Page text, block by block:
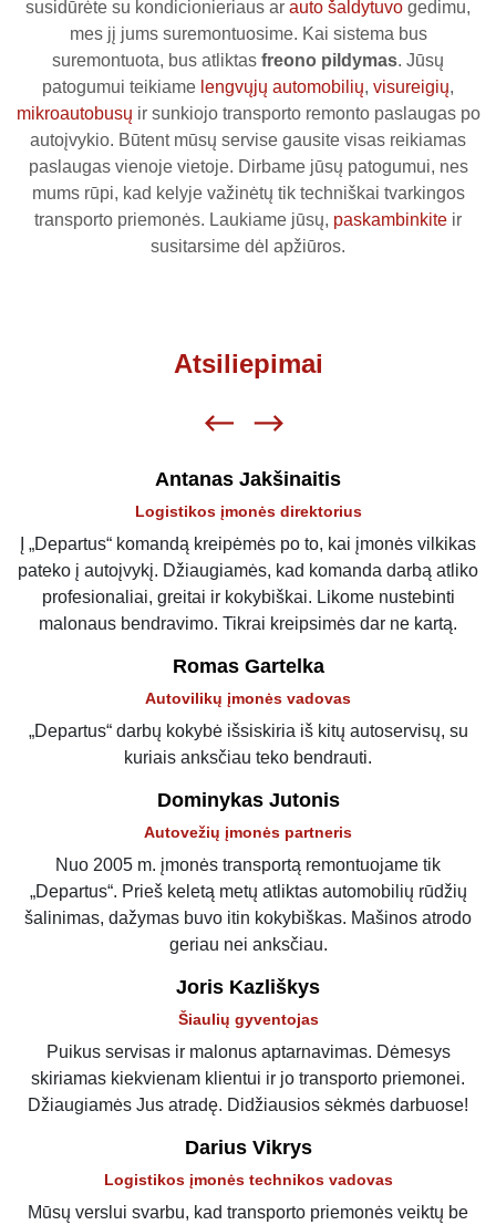
susidūrėte su kondicionieriaus ar auto šaldytuvo gedimu,
mes jį jums suremontuosime. Kai sistema bus
suremontuota, bus atliktas freono pildymas. Jūsų
patogumui teikiame lengvųjų automobilių, visureigių,
mikroautobusų ir sunkiojo transporto remonto paslaugas po
autoįvykio. Būtent mūsų servise gausite visas reikiamas
paslaugas vienoje vietoje. Dirbame jūsų patogumui, nes
mums rūpi, kad kelyje važinėtų tik techniškai tvarkingos
transporto priemonės. Laukiame jūsų, paskambinkite ir
susitarsime dėl apžiūros.
Atsiliepimai
Antanas Jakšinaitis
Logistikos įmonės direktorius
Į „Departus“ komandą kreipėmės po to, kai įmonės vilkikas
pateko į autoįvykį. Džiaugiamės, kad komanda darbą atliko
profesionaliai, greitai ir kokybiškai. Likome nustebinti
malonaus bendravimo. Tikrai kreipsimės dar ne kartą.
Romas Gartelka
Autovilikų įmonės vadovas
„Departus“ darbų kokybė išsiskiria iš kitų autoservisų, su
kuriais anksčiau teko bendrauti.
Dominykas Jutonis
Autovežių įmonės partneris
Nuo 2005 m. įmonės transportą remontuojame tik
„Departus“. Prieš keletą metų atliktas automobilių rūdžių
šalinimas, dažymas buvo itin kokybiškas. Mašinos atrodo
geriau nei anksčiau.
Joris Kazliškys
Šiaulių gyventojas
Puikus servisas ir malonus aptarnavimas. Dėmesys
skiriamas kiekvienam klientui ir jo transporto priemonei.
Džiaugiamės Jus atradę. Didžiausios sėkmės darbuose!
Darius Vikrys
Logistikos įmonės technikos vadovas
Mūsų verslui svarbu, kad transporto priemonės veiktų be